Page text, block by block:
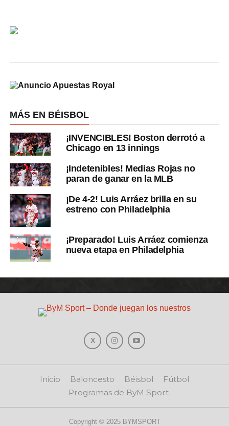
MÁS EN BÉISBOL
¡INVENCIBLES! Boston derrotó a
Chicago en 13 innings
¡Indetenibles! Medias Rojas no
paran de ganar en la MLB
¡De 4-2! Luis Arráez brilla en su
estreno con Philadelphia
¡Preparado! Luis Arráez comienza
nueva etapa en Philadelphia
Inicio Baloncesto Béisbol
Fútbol
Programas de ByM Sport
Copyright © 2025 BYMSPORT